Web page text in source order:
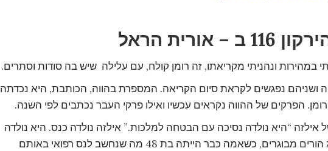
116 ב – אורית הראל
ושניהם נפגשים לקראת סיום הקריאה. המספרת בהווה, הכותבת, היא נכדתה
הפרקים של ההווה נקראים עכשיו ואילו פרקי העבר נכתבים לפי השנה.
“היא נולדה נסיכה עם הבטחה למלכות.” אילזה נולדה כנס. היא נולדה
בסוף המאה בשנת 1899 לזוג הורים מבוגרים, כשאמה כבר הייתה בת 48 מה שנחשב לנס רפואי באותם